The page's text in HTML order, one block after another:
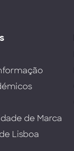
de Marca
Lisboa